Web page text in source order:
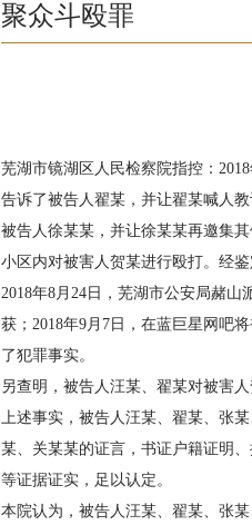
聚众斗殴罪
芜湖市镜湖区人民检察院指控：
告诉了被告人翟某，并让翟某喊人
被告人徐某某，并让徐某某再邀集
小区内对被害人贺某进行殴打。经
2018年8月24日，芜湖市公安局赭
获；2018年9月7日，在蓝巨星网吧
了犯罪事实。
另查明，被告人汪某、翟某对被害
上述事实，被告人汪某、翟某、张
某、关某某的证言，书证户籍证明
等证据证实，足以认定。
本院认为，被告人汪某、翟某、张